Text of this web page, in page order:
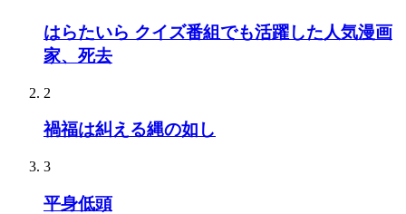
はらたいら クイズ番組でも活躍した人気漫画
家、死去
2
禍福は糾える縄の如し
3
平身低頭